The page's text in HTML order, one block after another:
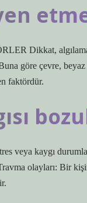
Dikkat,
göre çevre,
faktördür.
veya kaygı
olayları: Bir